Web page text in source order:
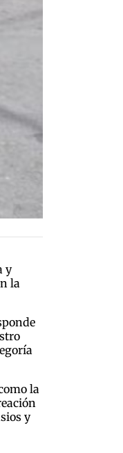
y
la
la
y